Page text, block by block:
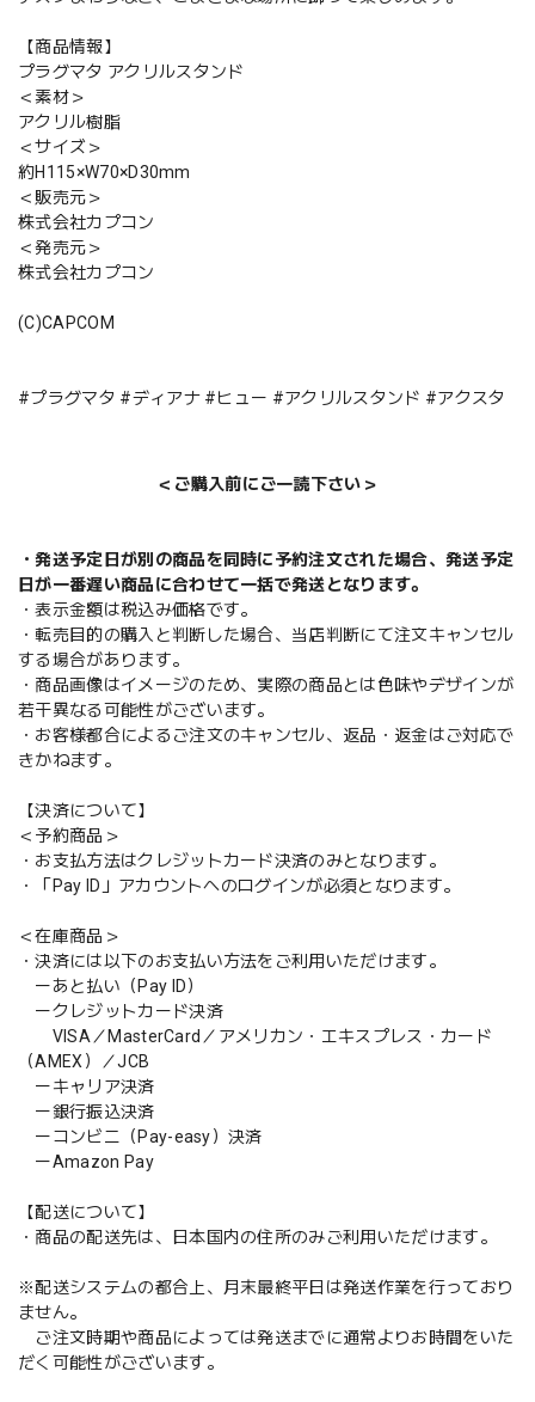
【商品情報】
プラグマタ アクリルスタンド
＜素材＞
アクリル樹脂
＜サイズ＞
約H115×W70×D30mm
＜販売元＞
株式会社カプコン
＜発売元＞
株式会社カプコン
(C)CAPCOM
#プラグマタ #ディアナ #ヒュー #アクリルスタンド #アクスタ
＜ご購入前にご一読下さい＞
・発送予定日が別の商品を同時に予約注文された場合、発送予定
日が一番遅い商品に合わせて一括で発送となります。
・表示金額は税込み価格です。
・転売目的の購入と判断した場合、当店判断にて注文キャンセル
する場合があります。
・商品画像はイメージのため、実際の商品とは色味やデザインが
若干異なる可能性がございます。
・お客様都合によるご注文のキャンセル、返品・返金はご対応で
きかねます。
【決済について】
＜予約商品＞
・お支払方法はクレジットカード決済のみとなります。
・「Pay ID」アカウントへのログインが必須となります。
＜在庫商品＞
・決済には以下のお支払い方法をご利用いただけます。
ーあと払い（Pay ID）
ークレジットカード決済
VISA／MasterCard／アメリカン・エキスプレス・カード
（AMEX）／JCB
ーキャリア決済
ー銀行振込決済
ーコンビニ（Pay-easy）決済
ーAmazon Pay
【配送について】
・商品の配送先は、日本国内の住所のみご利用いただけます。
※配送システムの都合上、月末最終平日は発送作業を行っており
ません。
ご注文時期や商品によっては発送までに通常よりお時間をいた
だく可能性がございます。